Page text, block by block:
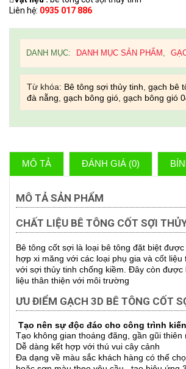
Liên hệ: 0935 017 886
DANH MỤC: DANH MỤC SẢN PHẨM ,
Từ khóa: Bê tông sợi thủy tinh gạch bê
đà nẵng gạch bông gió gạch bông gió
MÔ TẢ ĐÁNH GIÁ (0)
MÔ TẢ SẢN PHẨM
CHẤT LIỆU BÊ TÔNG CỐT SỢI
Bê tông cốt sợi là loại bê tông đặt biệt
hợp xi măng với các loại phụ gia và cốt liệu
với sợi thủy tinh chống kiềm. Đây còn được
liệu thân thiện với môi trường
ƯU ĐIỂM GẠCH 3D BÊ TÔNG CỐT
Tạo nên sự độc đáo cho công trình
Tạo không gian thoáng đãng, gần gũi thiên
Dễ dàng kết hợp với thú vui cây cảnh
Đa dạng về màu sắc khách hàng có thể